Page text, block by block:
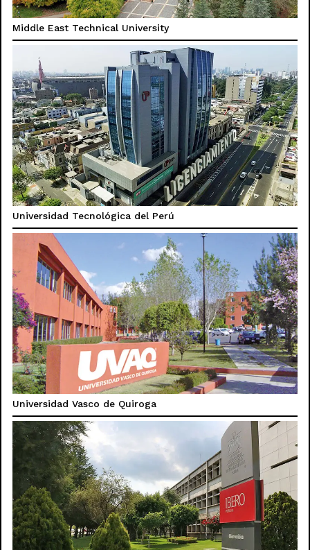
Middle East Technical University
Universidad Tecnológica del Perú
Universidad Vasco de Quiroga